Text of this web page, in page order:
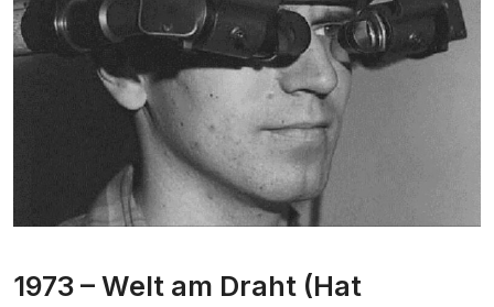
1973 – Welt am Draht (Hat